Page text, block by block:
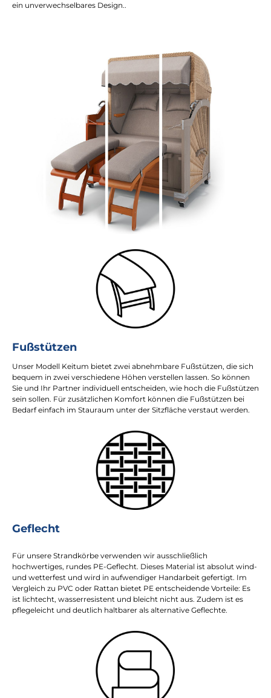
ein unverwechselbares Design..
Fußstützen
Unser Modell Keitum bietet zwei abnehmbare Fußstützen, die sich
bequem in zwei verschiedene Höhen verstellen lassen. So können
Sie und Ihr Partner individuell entscheiden, wie hoch die Fußstützen
sein sollen. Für zusätzlichen Komfort können die Fußstützen bei
Bedarf einfach im Stauraum unter der Sitzfläche verstaut werden.
Geflecht
Für unsere Strandkörbe verwenden wir ausschließlich
hochwertiges, rundes PE-Geflecht. Dieses Material ist absolut wind-
und wetterfest und wird in aufwendiger Handarbeit gefertigt. Im
Vergleich zu PVC oder Rattan bietet PE entscheidende Vorteile: Es
ist lichtecht, wasserresistent und bleicht nicht aus. Zudem ist es
pflegeleicht und deutlich haltbarer als alternative Geflechte.